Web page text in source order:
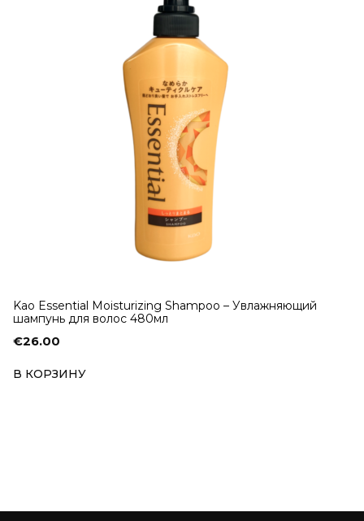
Kао Essential Moisturizing Shampoo – Увлажняющий
шампунь для волос 480мл
€26.00
В КОРЗИНУ